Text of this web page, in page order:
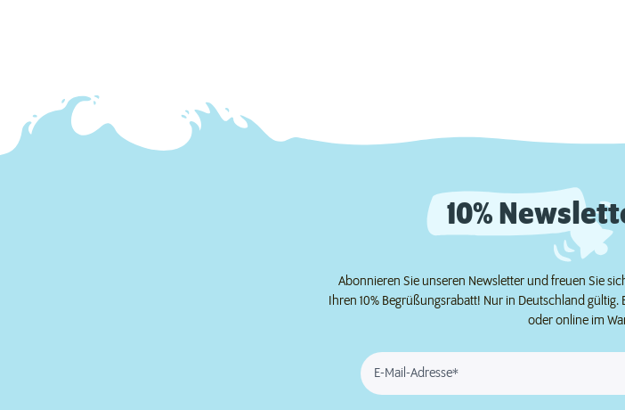
10%
Abonnieren Sie unseren Newsletter und freuen Sie
Ihren 10% Begrüßungsrabatt! Nur in Deutschland
oder online im
E-Mail-Adresse*